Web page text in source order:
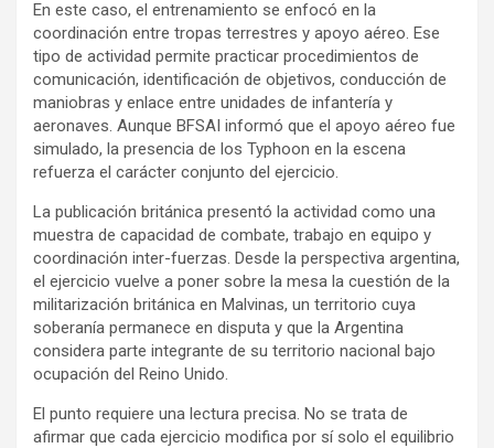
En este caso, el entrenamiento se enfocó en la
coordinación entre tropas terrestres y apoyo aéreo. Ese
tipo de actividad permite practicar procedimientos de
comunicación, identificación de objetivos, conducción de
maniobras y enlace entre unidades de infantería y
aeronaves. Aunque BFSAI informó que el apoyo aéreo fue
simulado, la presencia de los Typhoon en la escena
refuerza el carácter conjunto del ejercicio.
La publicación británica presentó la actividad como una
muestra de capacidad de combate, trabajo en equipo y
coordinación inter-fuerzas. Desde la perspectiva argentina,
el ejercicio vuelve a poner sobre la mesa la cuestión de la
militarización británica en Malvinas, un territorio cuya
soberanía permanece en disputa y que la Argentina
considera parte integrante de su territorio nacional bajo
ocupación del Reino Unido.
El punto requiere una lectura precisa. No se trata de
afirmar que cada ejercicio modifica por sí solo el equilibrio